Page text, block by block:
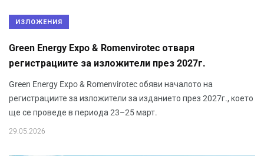
ИЗЛОЖЕНИЯ
Green Energy Expo & Romenvirotec отваря
регистрациите за изложители през 2027г.
Green Energy Expo & Romenvirotec обяви началото на
регистрациите за изложители за изданието през 2027г., което
ще се проведе в периода 23–25 март.
29.05.2026